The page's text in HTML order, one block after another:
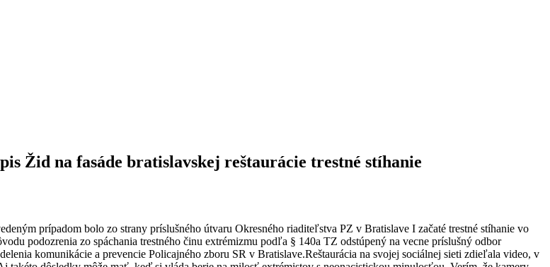
Žid na fasáde bratislavskej reštaurácie trestné stíhanie
prípadom bolo zo strany príslušného útvaru Okresného riaditeľstva PZ v Bratislave I začaté trestné stíhanie vo
podozrenia zo spáchania trestného činu extrémizmu podľa § 140a TZ odstúpený na vecne príslušný odbor
komunikácie a prevencie Policajného zboru SR v Bratislave.Reštaurácia na svojej sociálnej sieti zdieľala video, v